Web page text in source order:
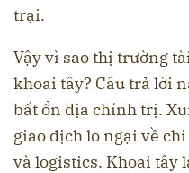
trại.
Vậy vì sao thị trường
khoai tây? Câu trả lời
bất ổn địa chính trị.
giao dịch lo ngại về
và logistics. Khoai tây